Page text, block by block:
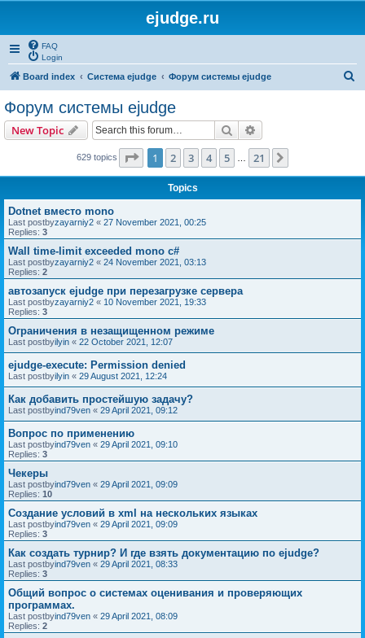
ejudge.ru
FAQ
Login
Board index Система ejudge Форум системы ejudge
Форум системы ejudge
New Topic Search
629 topics Page 1of 21
1 2 3 4 5 21
Topics
Dotnet вместо mono
Last postbyzayarniy2 « 27 November 2021, 00:25
Replies: 3
Wall time-limit exceeded mono c#
Last postbyzayarniy2 « 24 November 2021, 03:13
Replies: 2
автозапуск ejudge при перезагрузке сервера
Last postbyzayarniy2 « 10 November 2021, 19:33
Replies: 3
Ограничения в незащищенном режиме
Last postbyilyin « 22 October 2021, 12:07
ejudge-execute: Permission denied
Last postbyilyin « 29 August 2021, 12:24
Как добавить простейшую задачу?
Last postbyind79ven « 29 April 2021, 09:12
Вопрос по применению
Last postbyind79ven « 29 April 2021, 09:10
Replies: 3
Чекеры
Last postbyind79ven « 29 April 2021, 09:09
Replies: 10
Создание условий в xml на нескольких языках
Last postbyind79ven « 29 April 2021, 09:09
Replies: 3
Как создать турнир? И где взять документацию по ejudge?
Last postbyind79ven « 29 April 2021, 08:33
Replies: 3
Общий вопрос о системах оценивания и проверяющих
программах.
Last postbyind79ven « 29 April 2021, 08:09
Replies: 2